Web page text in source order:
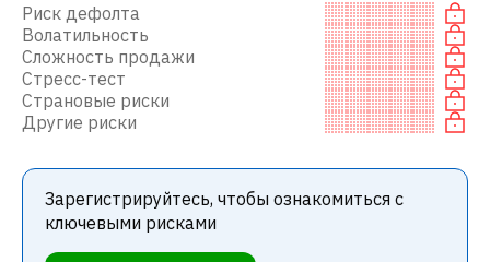
Риск дефолта
Волатильность
Сложность продажи
Стресс-тест
Страновые риски
Другие риски
Зарегистрируйтесь, чтобы ознакомиться с
ключевыми рисками